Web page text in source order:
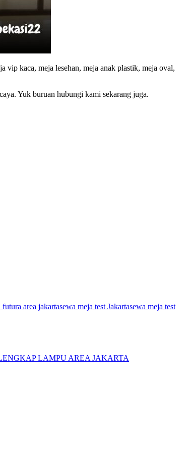
vip kaca, meja lesehan, meja anak plastik, meja oval,
Yuk buruan hubungi kami sekarang juga.
area jakartasewa meja test Jakartasewa meja test
LAMPU AREA JAKARTA